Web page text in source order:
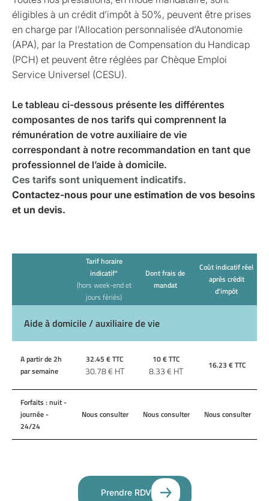
éligibles à un crédit d’impôt à 50%, peuvent être prises
en charge par l’Allocation personnalisée d’Autonomie
(APA), par la Prestation de Compensation du Handicap
(PCH) et peuvent être réglées par Chèque Emploi
Service Universel (CESU).
Le tableau ci-dessous présente les différentes
composantes de nos tarifs qui comprennent la
rémunération de votre auxiliaire de vie
correspondant à notre recommandation en tant que
professionnel de l’aide à domicile.
Ces tarifs sont uniquement indicatifs.
Contactez-nous pour une estimation de vos besoins
et un devis.
Tarif horaire
indicatif*
(hors week-end et
jours fériés)
Dont frais de
mandat
Coût indicatif réel
après crédit
d'impôt
Aide à domicile / auxiliaire de vie
A partir de 2h
par semaine
32.45 € TTC
30.78€ HT
10€ TTC
8.33€ HT 16.23 € TTC
Forfaits : nuit -
journée -
24/24
Nous consulter Nous consulter Nous consulter
Prendre RDV